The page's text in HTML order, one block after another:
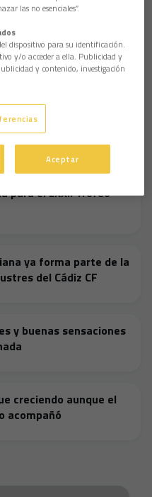
de alcalde del
que “si pudiéramos,
inmaterial de la
afición más especial que la
de la emisora, afirmó
porque premia el
a través de los
para el LXXII Trofeo
ya forma parte de la
del Cádiz CF
y buenas sensaciones
creciendo aunque el
acompañó
las no esenciales”.
dispositivo para su identificación.
y/o acceder a ella. Publicidad y
y contenido, investigación
Aceptar